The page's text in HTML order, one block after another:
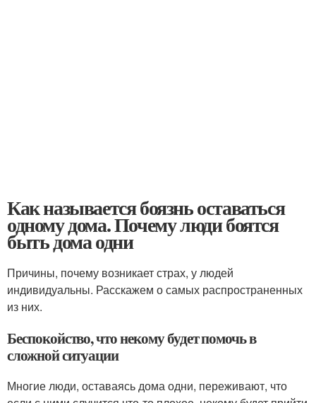
Как называется боязнь оставаться
одному дома. Почему люди боятся
быть дома одни
Причины, почему возникает страх, у людей
индивидуальны. Расскажем о самых распространенных
из них.
Беспокойство, что некому будет помочь в
сложной ситуации
Многие люди, оставаясь дома одни, переживают, что